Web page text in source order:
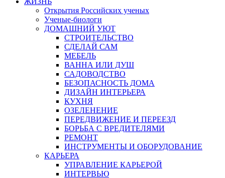
Открытия Российских ученых
Ученые-биологи
ДОМАШНИЙ УЮТ
СТРОИТЕЛЬСТВО
СДЕЛАЙ САМ
МЕБЕЛЬ
ВАННА ИЛИ ДУШ
САДОВОДСТВО
БЕЗОПАСНОСТЬ ДОМА
ДИЗАЙН ИНТЕРЬЕРА
КУХНЯ
ОЗЕЛЕНЕНИЕ
ПЕРЕДВИЖЕНИЕ И ПЕРЕЕЗД
БОРЬБА С ВРЕДИТЕЛЯМИ
РЕМОНТ
ИНСТРУМЕНТЫ И ОБОРУДОВАНИЕ
КАРЬЕРА
УПРАВЛЕНИЕ КАРЬЕРОЙ
ИНТЕРВЬЮ